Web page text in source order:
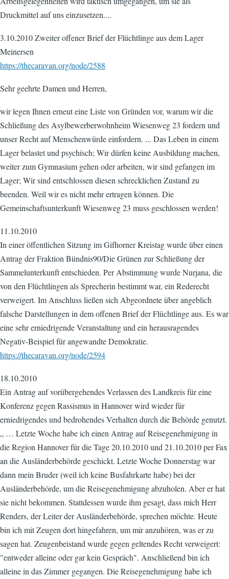
Druckmittel auf uns einzusetzen....
3.10.2010 Zweiter offener Brief der Flüchtlinge aus dem Lager
Meinersen
https://thecaravan.org/node/2588
Sehr geehrte Damen und Herren,
wir legen Ihnen erneut eine Liste von Gründen vor, warum wir die
Schließung des Asylbewerberwohnheim Wiesenweg 23 fordern und
unser Recht auf Menschenwürde einfordern. ... Das Leben in einem
Lager belastet und psychisch; Wir dürfen keine Ausbildung machen,
weiter zum Gymnasium gehen oder arbeiten, wir sind gefangen im
Lager; Wir sind entschlossen diesen schrecklichen Zustand zu
beenden. Weil wir es nicht mehr ertragen können. Die
Gemeinschaftsunterkunft Wiesenweg 23 muss geschlossen werden!
11.10.2010
In einer öffentlichen Sitzung im Gifhorner Kreistag wurde über einen
Antrag der Fraktion Bündnis90/Die Grünen zur Schließung der
Sammelunterkunft entschieden. Per Abstimmung wurde Nurjana, die
von den Flüchtlingen als Sprecherin bestimmt war, ein Rederecht
verweigert. Im Anschluss ließen sich Abgeordnete über angeblich
falsche Darstellungen in dem offenen Brief der Flüchtlinge aus. Es war
eine sehr erniedrigende Veranstaltung und ein herausragendes
Negativ-Beispiel für angewandte Demokratie.
https://thecaravan.org/node/2594
18.10.2010
Ein Antrag auf vorübergehendes Verlassen des Landkreis für eine
Konferenz gegen Rassismus in Hannover wird wieder für
erniedrigendes und bedrohendes Verhalten durch die Behörde genutzt.
„ … Letzte Woche habe ich einen Antrag auf Reisegenehmigung in
die Region Hannover für die Tage 20.10.2010 und 21.10.2010 per Fax
an die Ausländerbehörde geschickt. Letzte Woche Donnerstag war
dann mein Bruder (weil ich keine Busfahrkarte habe) bei der
Ausländerbehörde, um die Reisegenehmigung abzuholen. Aber er hat
sie nicht bekommen. Stattdessen wurde ihm gesagt, dass mich Herr
Renders, der Leiter der Ausländerbehörde, sprechen möchte. Heute
bin ich mit Zeugen dort hingefahren, um mir anzuhören, was er zu
sagen hat. Zeugenbeistand wurde gegen geltendes Recht verweigert:
"entweder alleine oder gar kein Gespräch". Anschließend bin ich
alleine in das Zimmer gegangen. Die Reisegenehmigung habe ich